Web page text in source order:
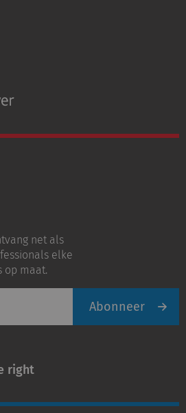
net als
elke
op maat.
Abonneer
right